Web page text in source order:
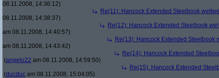
08.11.2008, 14:36:12)
Re(11): Hancock Extended Steelbook
08.11.2008, 14:38:37)
Re(12): Hancock Extended Steelbook
am 08.11.2008, 14:40:57)
Re(13): Hancock Extended Steelbook
am 08.11.2008, 14:43:42)
Re(14): Hancock Extended
(angelo22 am 08.11.2008, 14:59:50)
Re(15): Hancock Extended
(ducduc am 08.11.2008, 15:04:05)